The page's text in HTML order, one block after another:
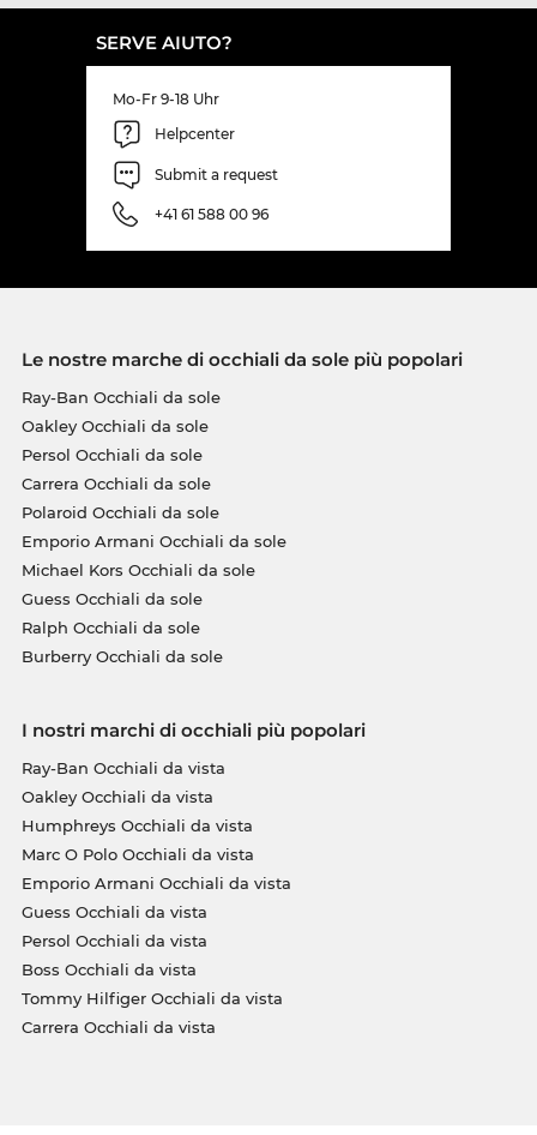
SERVE AIUTO?
Mo-Fr 9-18 Uhr
Helpcenter
Submit a request
+41 61 588 00 96
Le nostre marche di occhiali da sole più popolari
Ray-Ban Occhiali da sole
Oakley Occhiali da sole
Persol Occhiali da sole
Carrera Occhiali da sole
Polaroid Occhiali da sole
Emporio Armani Occhiali da sole
Michael Kors Occhiali da sole
Guess Occhiali da sole
Ralph Occhiali da sole
Burberry Occhiali da sole
I nostri marchi di occhiali più popolari
Ray-Ban Occhiali da vista
Oakley Occhiali da vista
Humphreys Occhiali da vista
Marc O Polo Occhiali da vista
Emporio Armani Occhiali da vista
Guess Occhiali da vista
Persol Occhiali da vista
Boss Occhiali da vista
Tommy Hilfiger Occhiali da vista
Carrera Occhiali da vista